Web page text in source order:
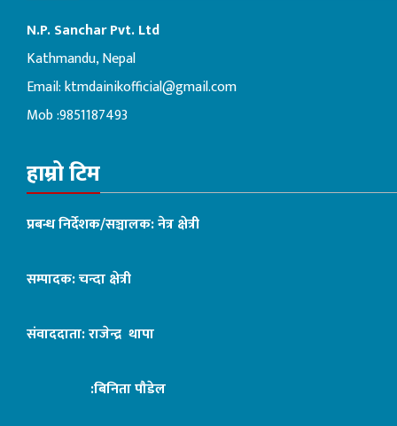
N.P. Sanchar Pvt. Ltd
Kathmandu, Nepal
Email:ktmdainikofficial@gmail.com
Mob :9851187493
हाम्रो टिम
प्रबन्ध निर्देशक/सञ्चालक: नेत्र क्षेत्री
सम्पादक: चन्दा क्षेत्री
संवाददाता: राजेन्द्र थापा
:बिनिता पौडेल